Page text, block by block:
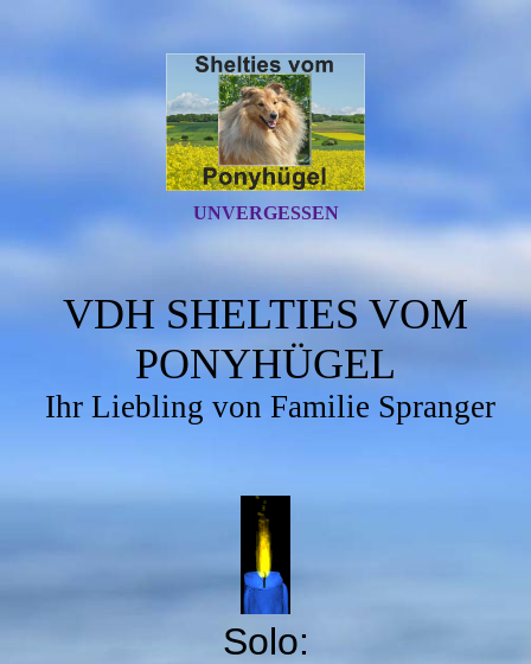
UNVERGESSEN
VDH SHELTIES VOM
PONYHÜGEL
Ihr Liebling von Familie Spranger
Solo: